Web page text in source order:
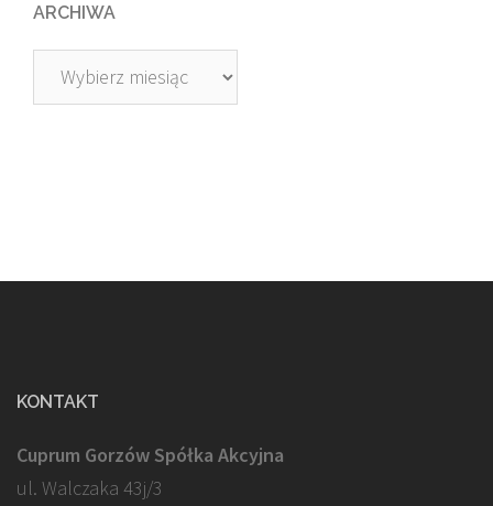
ARCHIWA
Archiwa
KONTAKT
Cuprum Gorzów Spółka Akcyjna
ul. Walczaka 43j/3